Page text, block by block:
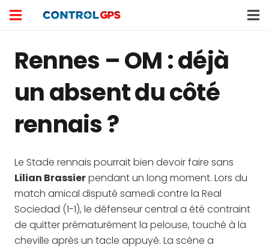
Rennes – OM : déjà
un absent du côté
rennais ?
Le Stade rennais pourrait bien devoir faire sans
Lilian Brassierpendant un long moment. Lors du
match amical disputé samedi contre la Real
Sociedad (1-1), le défenseur central a été contraint
de quitter prématurément la pelouse, touché à la
cheville après un tacle appuyé. La scène a